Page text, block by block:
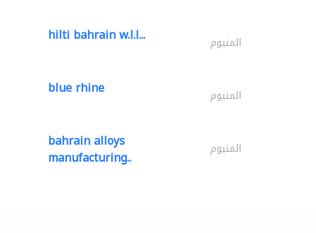
hilti bahrain w.l.l... المنيوم
blue rhine المنيوم
bahrain alloys
manufacturing.. المنيوم